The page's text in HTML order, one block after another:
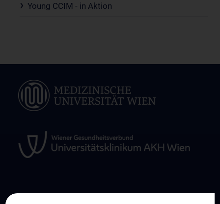
Young CCIM - in Aktion